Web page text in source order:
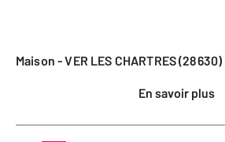
Maison - VER LES CHARTRES (28630)
En savoir plus